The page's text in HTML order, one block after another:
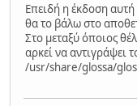
Επειδή η έκδοση
θα το βάλω στο
Στο μεταξύ όποιος
αρκεί να αντιγράψει
/usr/share/glossa/